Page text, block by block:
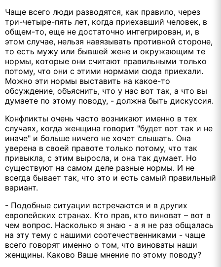
Чаще всего люди разводятся, как правило, через
три-четыре-пять лет, когда приехавший человек, в
общем-то, еще не достаточно интегрирован, и, в
этом случае, нельзя навязывать противной стороне,
то есть мужу или бывшей жене и окружающим те
нормы, которые они считают правильными только
потому, что они с этими нормами сюда приехали.
Можно эти нормы выставить на какое-то
обсуждение, объяснить, что у нас вот так, а что вы
думаете по этому поводу, - должна быть дискуссия.
Конфликты очень часто возникают именно в тех
случаях, когда женщина говорит "будет вот так и не
иначе" и больше ничего не хочет слышать. Она
уверена в своей правоте только потому, что так
привыкла, с этим выросла, и она так думает. Но
существуют на самом деле разные нормы. И не
всегда бывает так, что это и есть самый правильный
вариант.
- Подобные ситуации встречаются и в других
европейских странах. Кто прав, кто виноват – вот в
чем вопрос. Насколько я знаю - а я не раз общалась
на эту тему с нашими соотечественниками - чаще
всего говорят именно о том, что виноваты наши
женщины. Каково Ваше мнение по этому поводу?